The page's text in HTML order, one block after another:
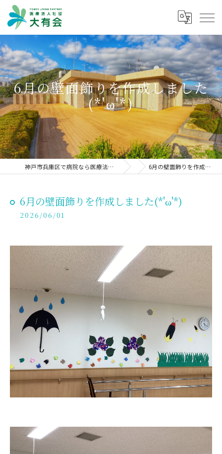
6月の壁面飾りを作成しました
(*'ω'*)
神戸市兵庫区で病院なら医療法人社団大有会 井上病院 6月の壁面飾りを作成しました(*'ω'*)
6月の壁面飾りを作成しました(*'ω'*)
2026/06/01